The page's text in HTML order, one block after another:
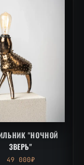
"НОЧНОЙ
ЗВЕРЬ"
49 000₽